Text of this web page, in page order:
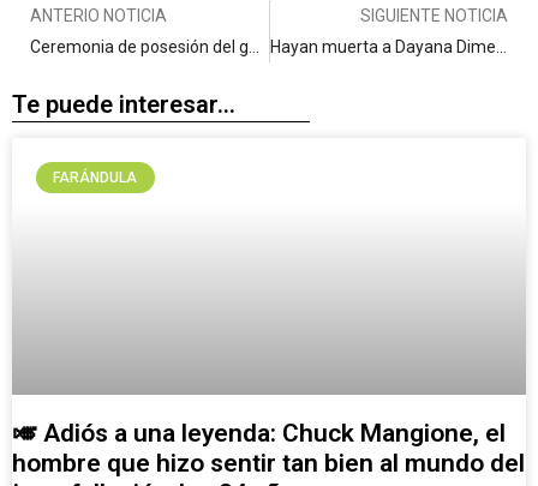
ANTERIO NOTICIA
SIGUIENTE NOTICIA
Te puede interesar...
FARÁNDULA
🎺 Adiós a una leyenda: Chuck Mangione, el
hombre que hizo sentir tan bien al mundo del